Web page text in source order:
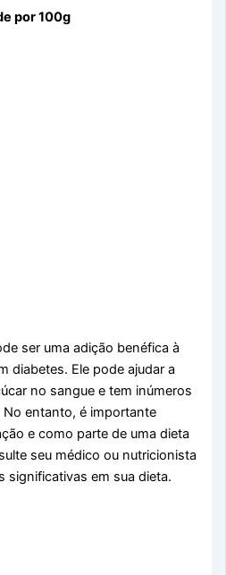
por 100g
ser uma adição benéfica à
diabetes. Ele pode ajudar a
no sangue e tem inúmeros
entanto, é importante
e como parte de uma dieta
seu médico ou nutricionista
significativas em sua dieta.